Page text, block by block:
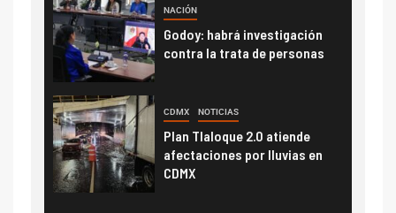
NACIÓN
Godoy: habrá investigación
contra la trata de personas
CDMX NOTICIAS
Plan Tlaloque 2.0 atiende
afectaciones por lluvias en
CDMX